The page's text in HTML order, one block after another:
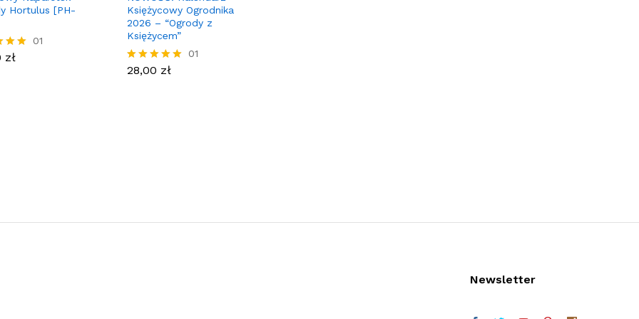
Hortulus [PH-
01
zł
zł
Księżycowy Ogrodnika
2026 – “Ogrody z
Księżycem”
Oceniony
01
28,00 zł
28,00zł
Newsletter